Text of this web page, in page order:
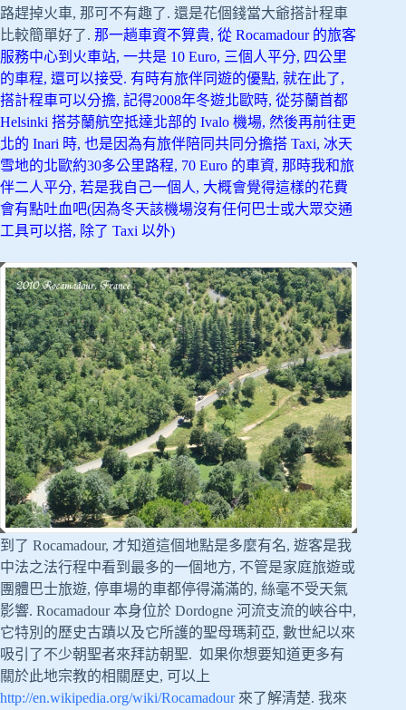
路趕掉火車, 那可不有趣了. 還是花個錢當大爺搭計程車
比較簡單好了. 那一趟車資不算貴, 從 Rocamadour 的旅客
服務中心到火車站, 一共是 10 Euro, 三個人平分, 四公里
的車程, 還可以接受. 有時有旅伴同遊的優點, 就在此了,
搭計程車可以分擔, 記得2008年冬遊北歐時, 從芬蘭首都
Helsinki 搭芬蘭航空抵達北部的 Ivalo 機場, 然後再前往更
北的 Inari 時, 也是因為有旅伴陪同共同分擔搭 Taxi, 冰天
雪地的北歐約30多公里路程, 70 Euro 的車資, 那時我和旅
伴二人平分, 若是我自己一個人, 大概會覺得這樣的花費
會有點吐血吧(因為冬天該機場沒有任何巴士或大眾交通
工具可以搭, 除了 Taxi 以外)
到了 Rocamadour, 才知道這個地點是多麼有名, 遊客是我
中法之法行程中看到最多的一個地方, 不管是家庭旅遊或
團體巴士旅遊, 停車場的車都停得滿滿的, 絲毫不受天氣
影響. Rocamadour 本身位於 Dordogne 河流支流的峽谷中,
它特別的歷史古蹟以及它所護的聖母瑪莉亞, 數世紀以來
吸引了不少朝聖者來拜訪朝聖. 如果你想要知道更多有
關於此地宗教的相關歷史, 可以上
http://en.wikipedia.org/wiki/Rocamadour來了解清楚. 我來